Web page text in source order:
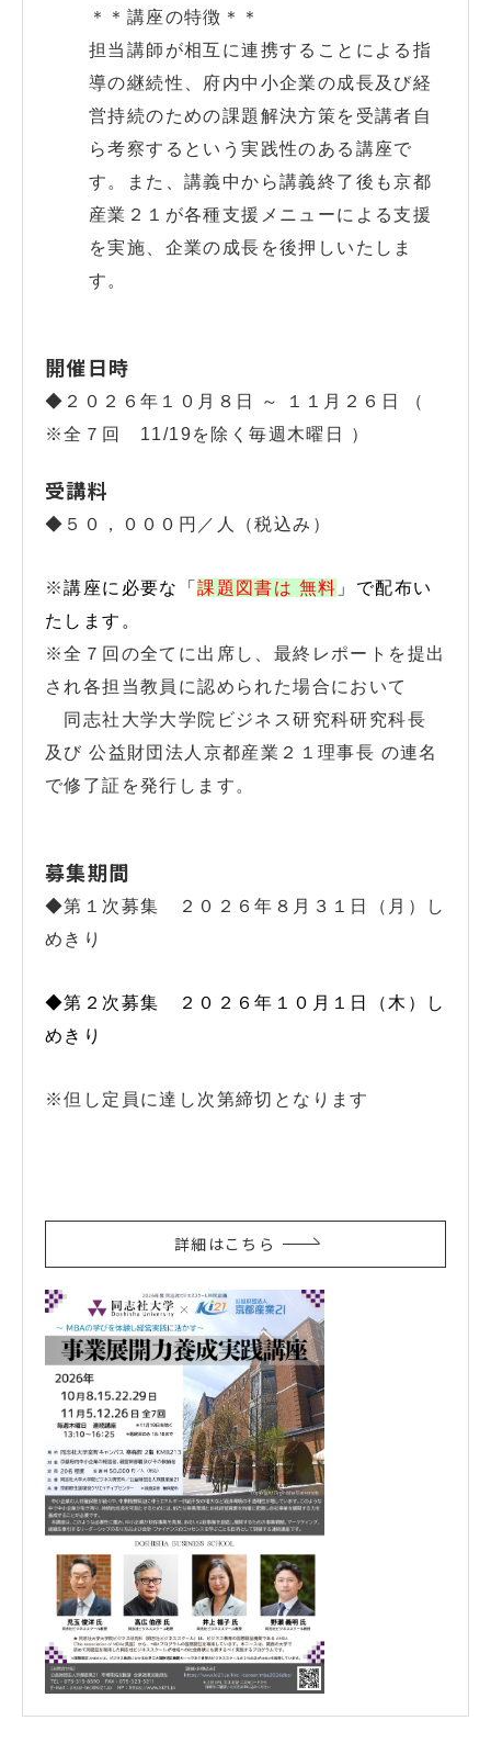
＊＊講座の特徴＊＊
担当講師が相互に連携することによる指
導の継続性、府内中小企業の成長及び経
営持続のための課題解決方策を受講者自
ら考察するという実践性のある講座で
す。
また、講義中から講義終了後も京都
産業２１が各種支援メニューによる支援
を実施、企業の成長を後押しいたしま
す。
開催日時
◆２０２６年１０月８日 ～ １１月２６日
（
※全７回 11/19を除く毎週木曜日 ）
受講料
◆５０，０００円／人（税込み）
※講座に必要な「課題図書は 無料 」で配布い
たします。
※全７回の全てに出席し、最終レポートを提出
され各担当教員に認められた場合において
同志社大学大学院ビジネス研究科研究科長
及び 公益財団法人京都産業２１理事長 の連名
で修了証を発行します。
募集期間
◆第１次募集 ２０２６年８月３１日（月）し
めきり
◆第２次募集 ２０２６年１０月１日（木）し
めきり
※但し定員に達し次第締切となります
詳細はこちら